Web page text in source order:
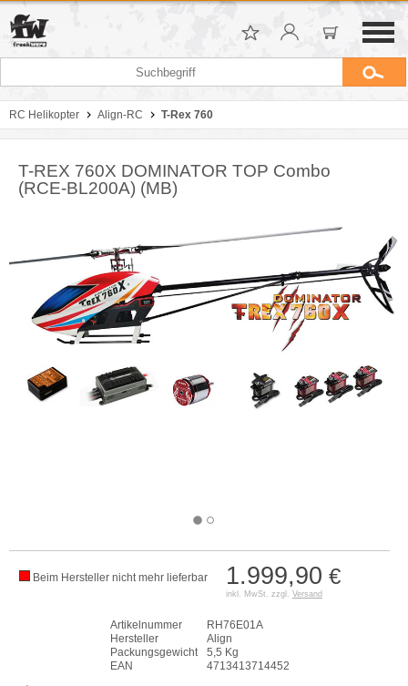
RC Helikopter Align-RC T-Rex 760
T-REX 760X DOMINATOR TOP Combo
(RCE-BL200A) (MB)
1.999,90 €
inkl. MwSt. zzgl. Versand
Beim Hersteller nicht mehr lieferbar
Artikelnummer
RH76E01A
Hersteller
Align
Packungsgewicht
5,5 Kg
EAN
4713413714452